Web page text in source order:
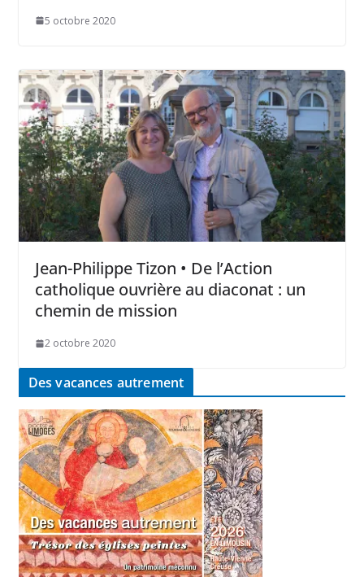
5 octobre 2020
Jean-Philippe Tizon • De l’Action
catholique ouvrière au diaconat : un
chemin de mission
2 octobre 2020
Des vacances autrement